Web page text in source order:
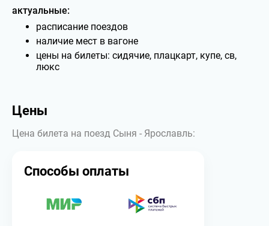
актуальные:
расписание поездов
наличие мест в вагоне
цены на билеты: сидячие, плацкарт, купе, св,
люкс
Цены
Цена билета на поезд Сыня - Ярославль:
Способы оплаты